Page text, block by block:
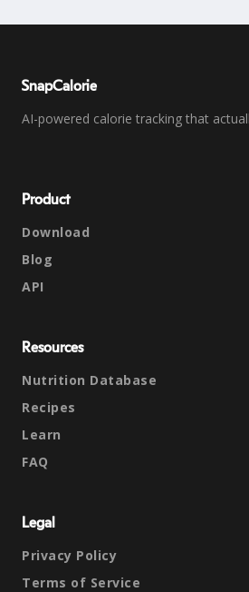
SnapCalorie
AI-powered calorie tracking that
Product
Download
Blog
API
Resources
Nutrition Database
Recipes
Learn
FAQ
Legal
Privacy Policy
Terms of Service